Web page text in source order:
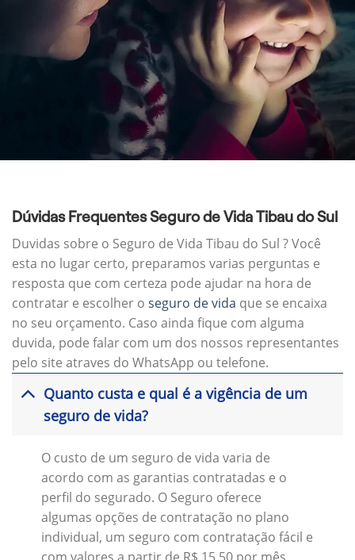
Dúvidas Frequentes Seguro de Vida Tibau do Sul
Duvidas sobre o Seguro de Vida Tibau do Sul ? Você
esta no lugar certo, preparamos varias perguntas e
resposta que com certeza pode ajudar na hora de
contratar e escolher o seguro de vida que se encaixa
no seu orçamento. Caso ainda fique com alguma
duvida, pode falar com um dos nossos representantes
pelo site atraves do WhatsApp ou telefone.
Quanto custa e qual é a vigência de um
seguro de vida?
O custo de um seguro de vida varia de
acordo com as garantias contratadas e o
perfil do segurado. O Seguro oferece
algumas opções de contratação no plano
individual, um seguro com contratação fácil e
com valores a partir de R$ 15,50 por mês.